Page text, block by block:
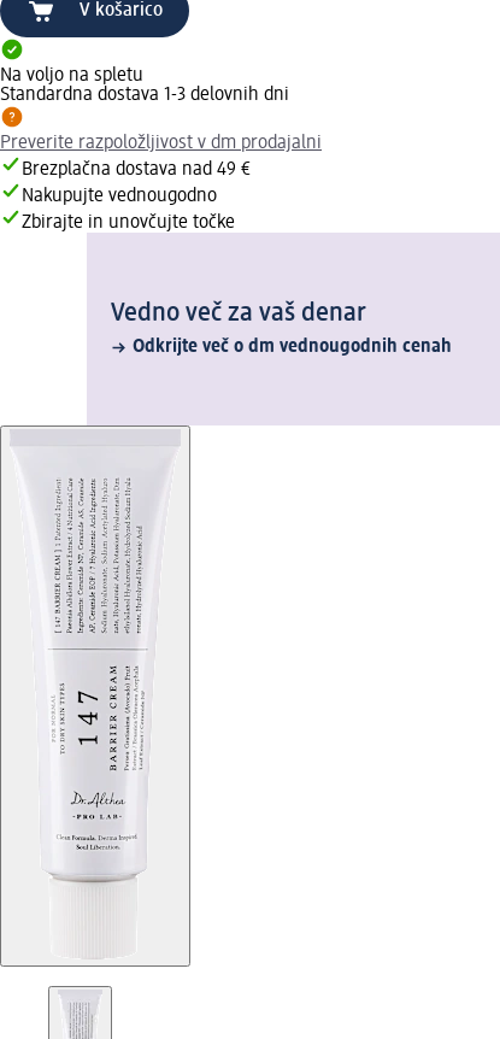
V košarico
Na voljo na spletu
Standardna dostava 1-3 delovnih dni
Preverite razpoložljivost v dm prodajalni
Brezplačna dostava nad 49 €
Nakupujte vednougodno
Zbirajte in unovčujte točke
Vedno več za vaš denar
Odkrijte več o dm vednougodnih cenah